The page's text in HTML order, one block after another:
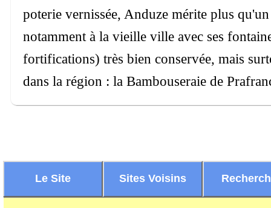
poterie vernissée, Anduze mérite plus
notamment à la vieille ville avec ses
fortifications) très bien conservée, mais
dans la région : la Bambouseraie de
Le Site Sites Voisins